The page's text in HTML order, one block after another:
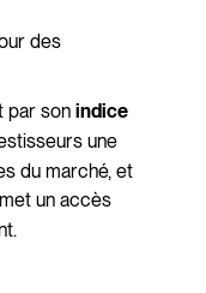
des
par son indice
une
du marché, et
un accès